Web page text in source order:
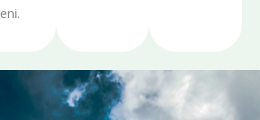
eni.